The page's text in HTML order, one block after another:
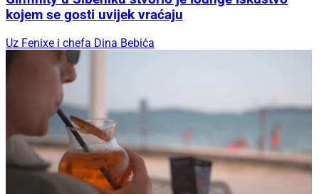
kojem se gosti uvijek vraćaju
Uz Fenixe i chefa Dina Bebića